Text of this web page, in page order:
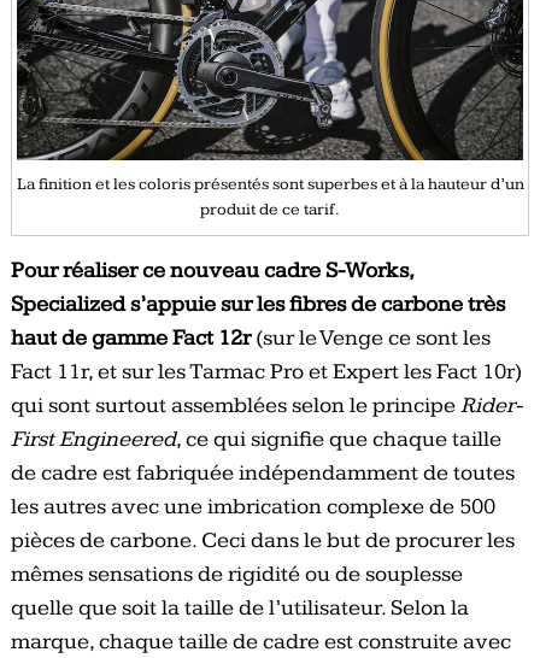
La finition et les coloris présentés sont superbes et à la hauteur d’un
produit de ce tarif.
Pour réaliser ce nouveau cadre S-Works,
Specialized s’appuie sur les fibres de carbone très
haut de gamme Fact 12r(sur le Venge ce sont les
Fact 11r, et sur les Tarmac Pro et Expert les Fact 10r)
qui sont surtout assemblées selon le principeRider-
First Engineered, ce qui signifie que chaque taille
de cadre est fabriquée indépendamment de toutes
les autres avec une imbrication complexe de 500
pièces de carbone. Ceci dans le but de procurer les
mêmes sensations de rigidité ou de souplesse
quelle que soit la taille de l’utilisateur. Selon la
marque, chaque taille de cadre est construite avec